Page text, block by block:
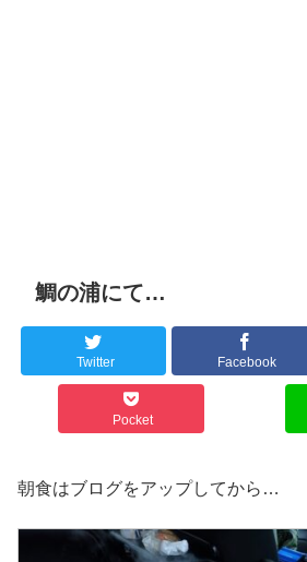
鯛の浦にて…
Twitter Facebook
Pocket
朝食はブログをアップしてから…